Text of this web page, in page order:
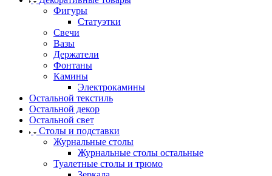
Фигуры
Статуэтки
Свечи
Вазы
Держатели
Фонтаны
Камины
Электрокамины
Остальной текстиль
Остальной декор
Остальной свет
Столы и подставки
Журнальные столы
Журнальные столы остальные
Туалетные столы и трюмо